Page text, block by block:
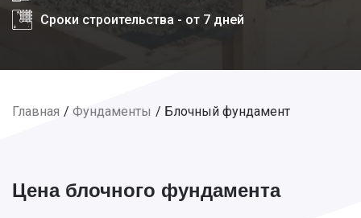
Сроки строительства - от 7 дней
Главная Фундаменты Блочный фундамент
Цена блочного фундамента